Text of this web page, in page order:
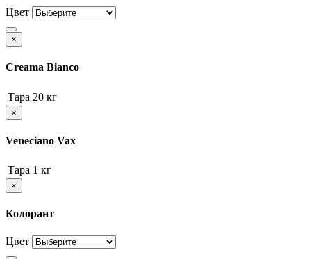
Цвет
×
Creama Bianco
Тара 20 кг
×
Veneciano Vax
Тара 1 кг
×
Колорант
Цвет